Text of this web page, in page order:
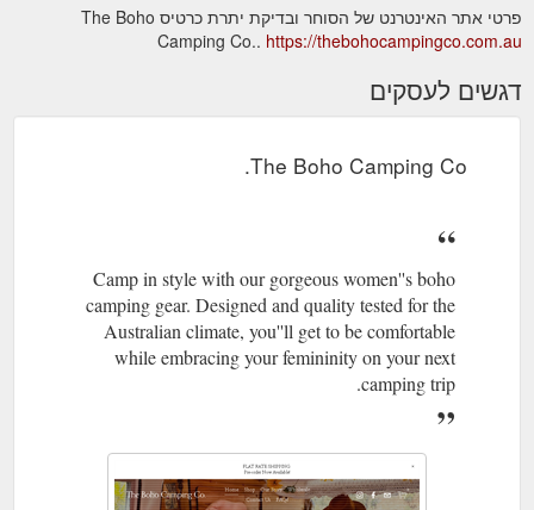
פרטי אתר האינטרנט של הסוחר ובדיקת יתרת כרטיס The Boho
Camping Co..https://thebohocampingco.com.au
דגשים לעסקים
The Boho Camping Co.
Camp in style with our gorgeous women''s boho
camping gear. Designed and quality tested for the
Australian climate, you''ll get to be comfortable
while embracing your femininity on your next
camping trip.